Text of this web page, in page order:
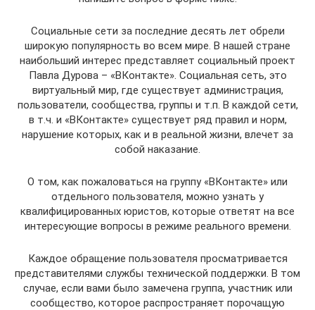
Социальные сети за последние десять лет обрели
широкую популярность во всем мире. В нашей стране
наибольший интерес представляет социальный проект
Павла Дурова – «ВКонтакте». Социальная сеть, это
виртуальный мир, где существует администрация,
пользователи, сообщества, группы и т.п. В каждой сети,
в т.ч. и «ВКонтакте» существует ряд правил и норм,
нарушение которых, как и в реальной жизни, влечет за
собой наказание.
О том, как пожаловаться на группу «ВКонтакте» или
отдельного пользователя, можно узнать у
квалифицированных юристов, которые ответят на все
интересующие вопросы в режиме реального времени.
Каждое обращение пользователя просматривается
представителями службы технической поддержки. В том
случае, если вами было замечена группа, участник или
сообщество, которое распространяет порочащую